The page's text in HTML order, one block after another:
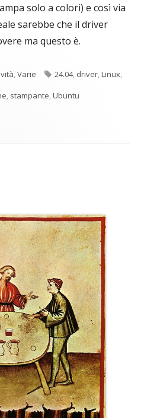
solo a colori) e così via
sarebbe che il driver
ma questo è.
,Varie Tag
24.04, driver,Linux,
, stampante,Ubuntu